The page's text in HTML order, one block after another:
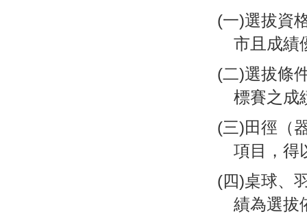
(一)選拔資
市且成績
(二)選拔條
標賽之成
(三)田徑（
項目，得
(四)桌球、
績為選拔